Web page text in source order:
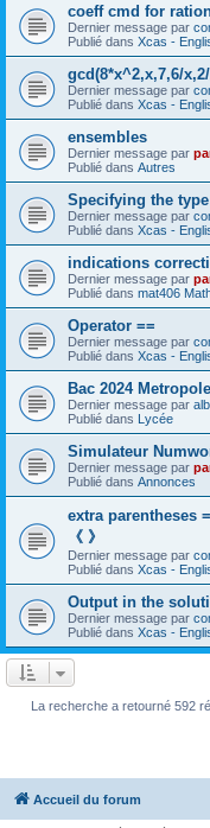
coeff cmd for
Dernier message par
Publié dans Xcas -
gcd(8*x^2,x,7,6/
Dernier message par
Publié dans Xcas -
ensembles
Dernier message par
Publié dans Autres
Specifying the
Dernier message par
Publié dans Xcas -
indications
Dernier message par
Publié dans mat406
Operator ==
Dernier message par
Publié dans Xcas -
Bac 2024
Dernier message par alb
Publié dans Lycée
Simulateur
Dernier message par
Publié dans Annonces
extra parentheses
《 》
Dernier message par
Publié dans Xcas -
Output in the
Dernier message par
Publié dans Xcas -
La recherche a retourné 592
Accueil du forum